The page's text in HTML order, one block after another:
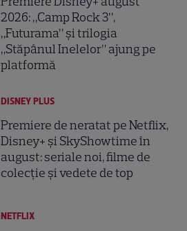
2026: „Camp Rock 3”,
„Futurama” și trilogia
„Stăpânul Inelelor” ajung pe
platformă
DISNEY PLUS
Premiere de neratat pe Netflix,
Disney+ și SkyShowtime în
august: seriale noi, filme de
colecție și vedete de top
NETFLIX